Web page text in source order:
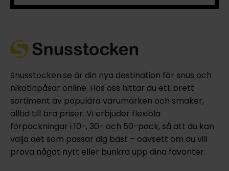
Snusstocken.se är din nya destination för snus och
nikotinpåsar online. Hos oss hittar du ett brett
sortiment av populära varumärken och smaker,
alltid till bra priser. Vi erbjuder flexibla
förpackningar i 10-, 30- och 50-pack, så att du kan
välja det som passar dig bäst – oavsett om du vill
prova något nytt eller bunkra upp dina favoriter.